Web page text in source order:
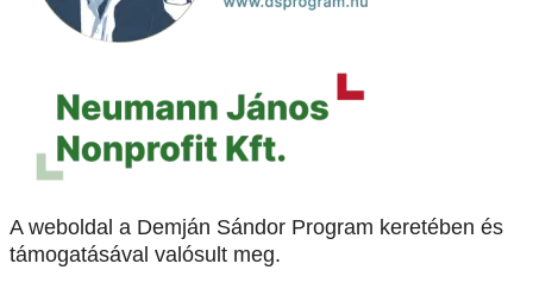
A weboldal a Demján Sándor Program keretében és
támogatásával valósult meg.